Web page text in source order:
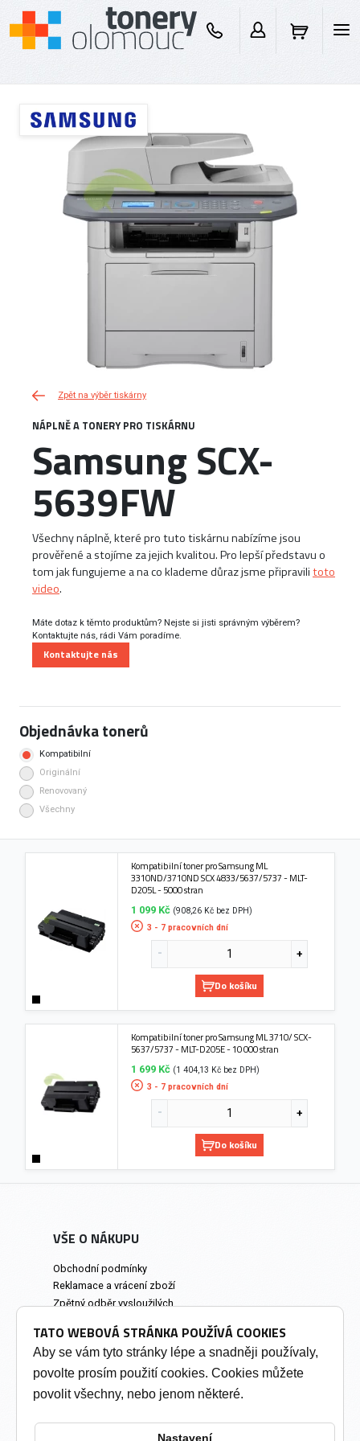
Zpět na výběr tiskárny
NÁPLNĚ A TONERY PRO TISKÁRNU
Samsung SCX-
5639FW
Všechny náplně, které pro tuto tiskárnu nabízíme jsou
prověřené a stojíme za jejich kvalitou. Pro lepší představu o
tom jak fungujeme a na co klademe důraz jsme připravilitoto
video.
Máte dotaz k těmto produktům? Nejste si jisti správným výběrem?
Kontaktujte nás, rádi Vám poradíme.
Kontaktujte nás
Objednávka tonerů
Kompatibilní
Originální
Renovovaný
Všechny
Kompatibilní toner pro Samsung ML
3310ND/3710ND SCX 4833/5637/5737 - MLT-
D205L - 5000 stran
1 099 Kč (908,26 Kč bez DPH)
3 - 7 pracovních dní
Do košíku
Kompatibilní toner pro Samsung ML 3710/ SCX-
5637/5737 - MLT-D205E - 10 000 stran
1 699 Kč (1 404,13 Kč bez DPH)
3 - 7 pracovních dní
Do košíku
VŠE O NÁKUPU
Obchodní podmínky
Reklamace a vrácení zboží
Zpětný odběr vysloužilých
Prodejna a osobní odběr
INFORMACE
Soukromí a cookies
TATO WEBOVÁ STRÁNKA POUŽÍVÁ COOKIES
Aby se vám tyto stránky lépe a snadněji používaly,
povolte prosím použití cookies. Cookies můžete
povolit všechny, nebo jenom některé.
Nastavení